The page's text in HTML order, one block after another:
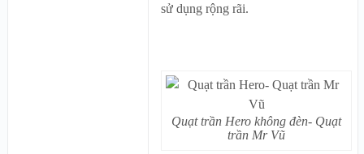
sử dụng rộng rãi.
Quạt trần Hero không đèn- Quạt
trần Mr Vũ